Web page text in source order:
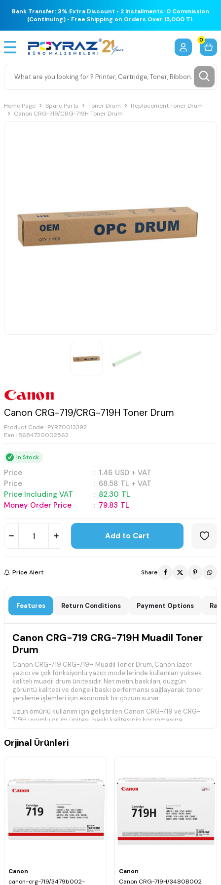
Bank Transfer: 3% Extra Discount • 2 Installments: 0 Commission
(Continuing) • Free Shipping on Orders Over 15,000 TL
0
Home Page Spare Parts Toner Drum
Replacement Toner Drum
Canon CRG-719/CRG-719H Toner Drum
Canon CRG-719/CRG-719H Toner Drum
Product Code : PYRZ0013392
Ean : 8684720002562
In Stock
Price : 1.46 USD + VAT
Price
: 68.58 TL + VAT
Price Including VAT
: 82.30 TL
Money Order Price
: 79.83 TL
Add to Cart
Price Alert Share
Features Return Conditions Payment Options
Canon CRG-719 CRG-719H Muadil Toner
Drum
Canon CRG-719 CRG-719H Muadil Toner Drum, Canon lazer
yazıcı ve çok fonksiyonlu yazıcı modellerinde kullanılan yüksek
kaliteli muadil drum ünitesidir. Net metin baskıları, düzgün
görüntü kalitesi ve dengeli baskı performansı sağlayarak toner
yenileme işlemleri için ekonomik bir çözüm sunar.
Uzun ömürlü kullanım için geliştirilen Canon CRG-719 ve CRG-
719H uyumlu drum ünitesi, baskı kalitesinin korunmasına
güvenilir ve ekonomik bir tercihtir.
Teknik Özellikler
Renk:Siyah
Baskı Teknolojisi:
Net ve temiz baskılar sağlar.
Canon CRG-719 ve CRG-719H toner serileri ile uyumludur.
Ekonomik toner yenileme çözümüdür.
Uyumlu Yazıcı Modelleri
Canon i-SENSYS LBP-253DW
Canon i-SENSYS LBP-253X
Orjinal Ürünleri
Canon
canon-crg-719/3479b002-
Canon
Canon CRG-719H/3480B002